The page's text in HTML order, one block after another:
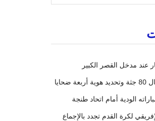
عند مدخل القصر الكبير
الودية أمام اتحاد طنجة
لكرة القدم تجدد بالإجماع